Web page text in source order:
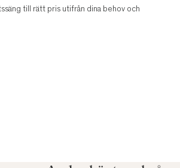
till rätt pris utifrån dina behov och